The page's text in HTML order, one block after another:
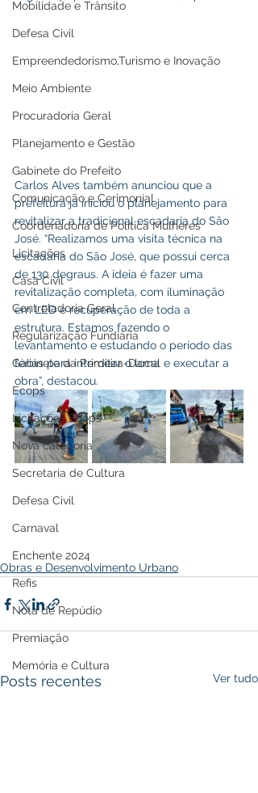
Mobilidade e Trânsito
Defesa Civil
Empreendedorismo,Turismo e Inovação
Meio Ambiente
Procuradoria Geral
Planejamento e Gestão
Gabinete do Prefeito
Comunicação e Cerimonial
Coordenadoria de Politica Mulheres
Licitações
Casa Civil
Controladoria Geral
Regularização Fundiária
Gabinete da Primeira-Dama
Ecops
Licitações Ecops
Nova categoria
Secretaria de Cultura
Defesa Civil
Carnaval
Enchente 2024
Refis
Nota de Repúdio
Premiação
Memória e Cultura
Carlos Alves também anunciou que a
prefeitura já iniciou o planejamento para
revitalizar a tradicional escadaria do São
José. “Realizamos uma visita técnica na
escadaria do São José, que possui cerca
de 130 degraus. A ideia é fazer uma
revitalização completa, com iluminação
em LED e recuperação de toda a
estrutura. Estamos fazendo o
levantamento e estudando o período das
férias para interditar o local e executar a
obra”, destacou.
Obras e Desenvolvimento Urbano
Posts recentes Ver tudo